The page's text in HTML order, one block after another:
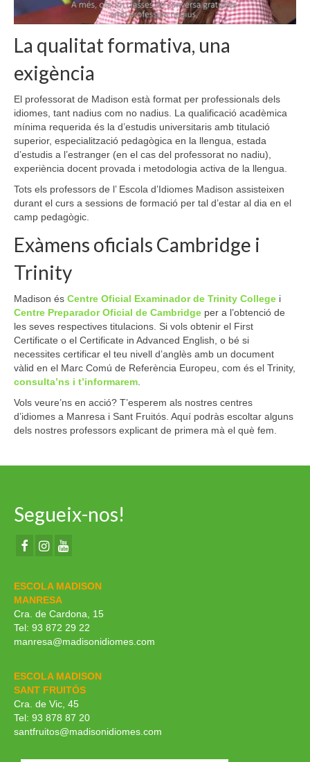
La qualitat formativa, una
exigència
El professorat de Madison està format per professionals dels
idiomes, tant nadius com no nadius. La qualificació acadèmica
mínima requerida és la d’estudis universitaris amb titulació
superior, especialització pedagògica en la llengua, estada
d’estudis a l’estranger (en el cas del professorat no nadiu),
experiència docent provada i metodologia activa de la llengua.
Tots els professors de l’ Escola d’Idiomes Madison assisteixen
durant el curs a sessions de formació per tal d’estar al dia en el
camp pedagògic.
Exàmens oficials Cambridge i
Trinity
Madison és Centre Oficial Examinador de Trinity College i
Centre Preparador Oficial de Cambridge per a l’obtenció de
les seves respectives titulacions. Si vols obtenir el First
Certificate o el Certificate in Advanced English, o bé si
necessites certificar el teu nivell d’anglès amb un document
vàlid en el Marc Comú de Referència Europeu, com és el Trinity,
consulta’ns i t’informarem
Vols veure’ns en acció? T’esperem als nostres centres
d’idiomes a Manresa i Sant Fruitós. Aquí podràs escoltar alguns
dels nostres professors explicant de primera mà el què fem.
Segueix-nos!
ESCOLA MADISON
MANRESA
Cra. de Cardona, 15
Tel: 93 872 29 22
manresa@madisonidiomes.com
ESCOLA MADISON
SANT FRUITÓS
Cra. de Vic, 45
Tel: 93 878 87 20
santfruitos@madisonidiomes.com